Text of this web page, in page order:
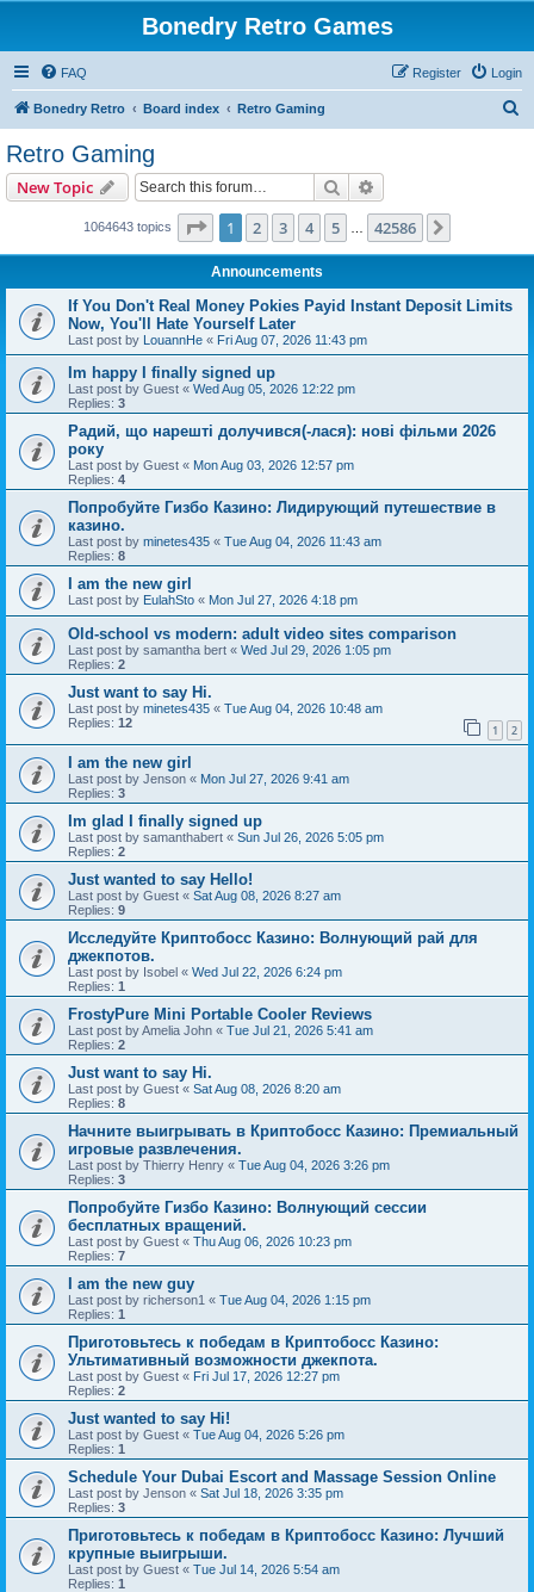
Bonedry Retro Games
FAQ Login
Register
Bonedry Retro Board index Retro Gaming
Retro Gaming
New Topic Search
1064643 topics Page 1of 42586
1 2 3 4 5 42586
Announcements
If You Don't Real Money Pokies Payid Instant Deposit Limits
Now, You'll Hate Yourself Later
Last post by LouannHe « Fri Aug 07, 2026 11:43 pm
Im happy I finally signed up
Last post by Guest « Wed Aug 05, 2026 12:22 pm
Replies: 3
Радий, що нарешті долучився(-лася): нові фільми 2026
року
Last post by Guest « Mon Aug 03, 2026 12:57 pm
Replies: 4
Попробуйте Гизбо Казино: Лидирующий путешествие в
казино.
Last post by minetes435 « Tue Aug 04, 2026 11:43 am
Replies: 8
I am the new girl
Last post by EulahSto « Mon Jul 27, 2026 4:18 pm
Old-school vs modern: adult video sites comparison
Last post by samantha bert « Wed Jul 29, 2026 1:05 pm
Replies: 2
Just want to say Hi.
Last post by minetes435 « Tue Aug 04, 2026 10:48 am
Replies: 12 1 2
I am the new girl
Last post by Jenson « Mon Jul 27, 2026 9:41 am
Replies: 3
Im glad I finally signed up
Last post by samanthabert « Sun Jul 26, 2026 5:05 pm
Replies: 2
Just wanted to say Hello!
Last post by Guest « Sat Aug 08, 2026 8:27 am
Replies: 9
Исследуйте Криптобосс Казино: Волнующий рай для
джекпотов.
Last post by Isobel « Wed Jul 22, 2026 6:24 pm
Replies: 1
FrostyPure Mini Portable Cooler Reviews
Last post byAmelia John « Tue Jul 21, 2026 5:41 am
Replies: 2
Just want to say Hi.
Last post by Guest « Sat Aug 08, 2026 8:20 am
Replies: 8
Начните выигрывать в Криптобосс Казино: Премиальный
игровые развлечения.
Last post by Thierry Henry « Tue Aug 04, 2026 3:26 pm
Replies: 3
Попробуйте Гизбо Казино: Волнующий сессии
бесплатных вращений.
Last post by Guest « Thu Aug 06, 2026 10:23 pm
Replies: 7
I am the new guy
Last post by richerson1 « Tue Aug 04, 2026 1:15 pm
Replies: 1
Приготовьтесь к победам в Криптобосс Казино:
Ультимативный возможности джекпота.
Last post by Guest « Fri Jul 17, 2026 12:27 pm
Replies: 2
Just wanted to say Hi!
Last post by Guest « Tue Aug 04, 2026 5:26 pm
Replies: 1
Schedule Your Dubai Escort and Massage Session Online
Last post by Jenson « Sat Jul 18, 2026 3:35 pm
Replies: 3
Приготовьтесь к победам в Криптобосс Казино: Лучший
крупные выигрыши.
Last post by Guest « Tue Jul 14, 2026 5:54 am
Replies: 1